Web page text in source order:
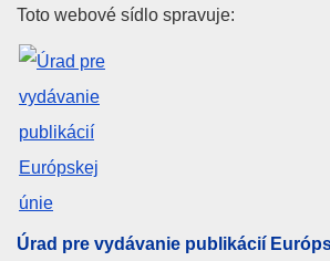
Oblasť: euro , peniaze, výmenný kurz
CELEX : C/2025/03806
ELI :C/2025/3806/oj
OJ : C_202503806
IMMC : 9999
pdfa2a
Úrad pre vydávanie
Toto webové sídlo spravuje:
Úrad pre vydávanie publikácií